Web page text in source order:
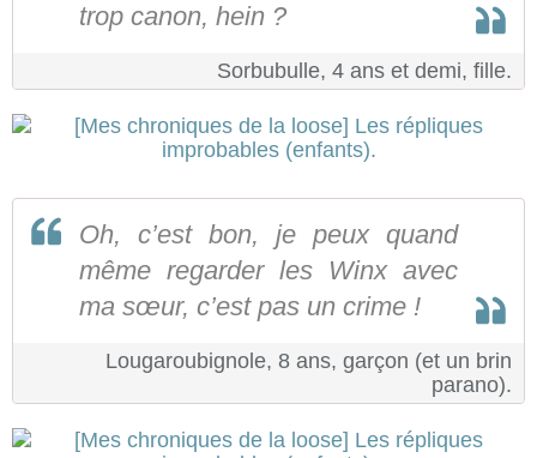
trop canon, hein ?
Sorbubulle, 4 ans et demi, fille.
Oh, c’est bon, je peux quand
même regarder les Winx avec
ma sœur, c’est pas un crime !
Lougaroubignole, 8 ans, garçon (et un brin
parano).